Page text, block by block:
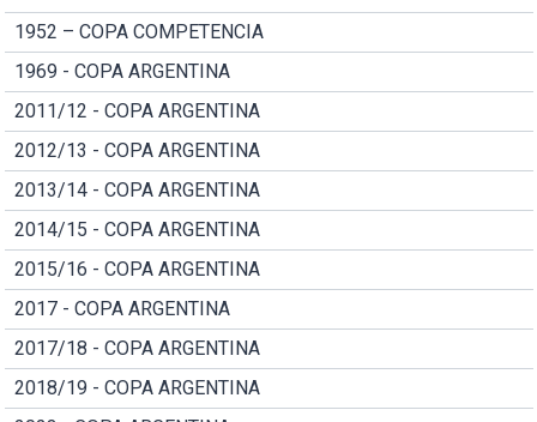
1952 – COPA COMPETENCIA
1969 - COPA ARGENTINA
2011/12 - COPA ARGENTINA
2012/13 - COPA ARGENTINA
2013/14 - COPA ARGENTINA
2014/15 - COPA ARGENTINA
2015/16 - COPA ARGENTINA
2017 - COPA ARGENTINA
2017/18 - COPA ARGENTINA
2018/19 - COPA ARGENTINA